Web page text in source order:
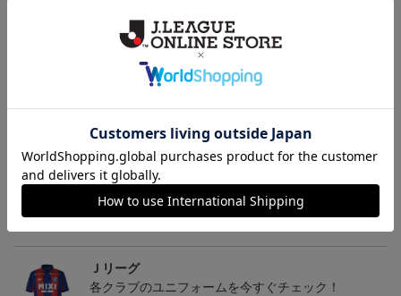
カターレ富山 ピカチュ
ウ タオルマフラー
2,500円
トピックス
Ｊリーグ
Ｊリーグ
各クラブのユニフォームを今すぐチェック！